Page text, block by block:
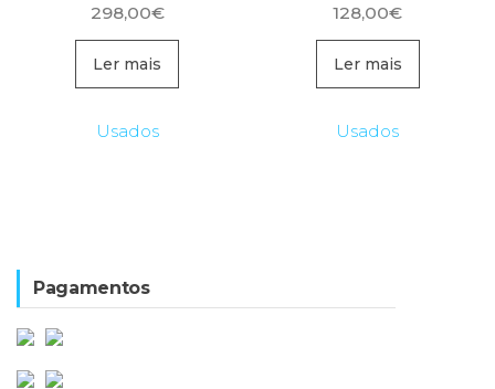
298,00€
Ler mais
Usados
128,00€
Ler mais
Usados
Pagamentos